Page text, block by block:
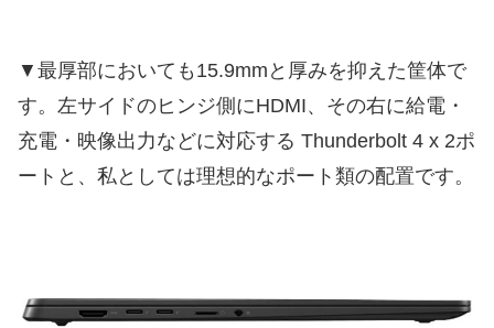
▼最厚部においても15.9mmと厚みを抑えた筐体で
す。左サイドのヒンジ側にHDMI、その右に給電・
充電・映像出力などに対応する Thunderbolt 4 x 2ポ
ートと、私としては理想的なポート類の配置です。